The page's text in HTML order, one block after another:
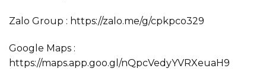
Zalo Group : https://zalo.me/g/cpkpco329
Google Maps :
https://maps.app.goo.gl/nQpcVedyYVRXeuaH9